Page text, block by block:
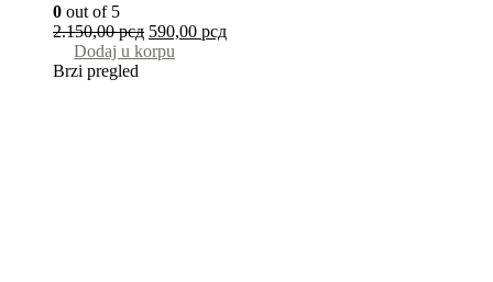
0 out of 5
2.150,00рсд 590,00 рсд
Dodaj u korpu
Brzi pregled